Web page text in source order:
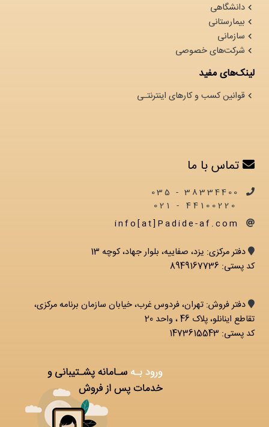
دانشگاهی
بیمارستانی
سازمانی
شرکت‌های خصوصی
لینک‌های مفید
قوانین کسب و کارهای اینترنتـی
تماس با ما
38334400 - 035
info[at]Padide-af.com
دفتر مرکزی: يزد، صفاییه، بلوار جهاد، کوچه 13
کد پستی: 8949167736
دفتر فروش: تهران، فردوس غرب، خیابان سازمان برنامه مرکزی،
تقاطع اینانلو، پلاک 46 ، واحد 20
کد پستی: 1473615543